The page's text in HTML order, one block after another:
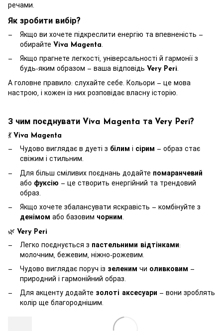
речами.
Як зробити вибір?
Якщо ви хочете підкреслити енергію та впевненість —
обирайте Viva Magenta.
Якщо прагнете легкості, універсальності й гармонії з
будь-яким образом — ваша відповідь Very Peri.
А головне правило: слухайте себе. Кольори — це мова
настрою, і кожен із них розповідає власну історію.
З чим поєднувати Viva Magenta та Very Peri?
💃 Viva Magenta
Чудово виглядає в дуеті з білим і сірим — образ стає
свіжим і стильним.
Для більш сміливих поєднань додайте помаранчевий
або фуксію — це створить енергійний та трендовий
образ.
Якщо хочете збалансувати яскравість — комбінуйте з
денімом або базовим чорним.
🌿 Very Peri
Легко поєднується з пастельними відтінками:
молочним, бежевим, ніжно-рожевим.
Чудово виглядає поруч із зеленим чи оливковим —
природний і гармонійний образ.
Для акценту додайте золоті аксесуари — вони зроблять
колір ще благороднішим.